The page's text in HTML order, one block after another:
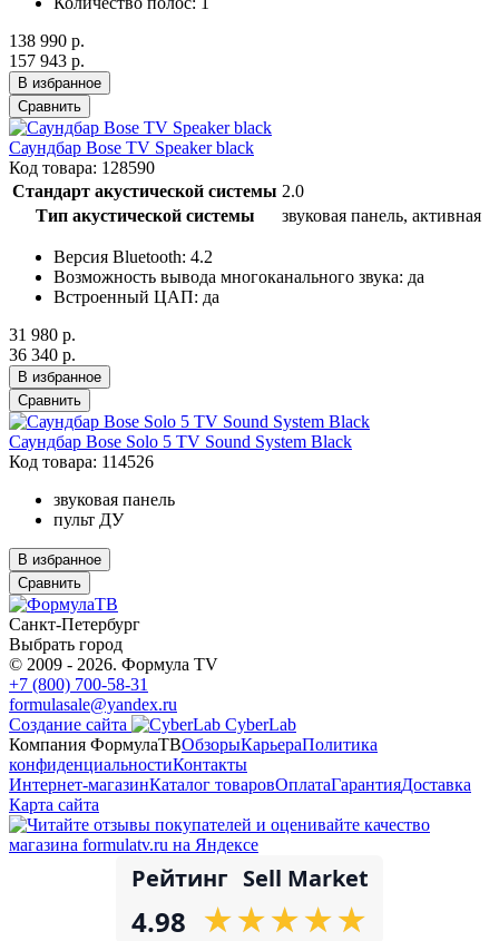
138 990 р.
157 943 р.
В избранное
Сравнить
Саундбар Bose TV Speaker black
Код товара: 128590
Стандарт акустической системы 2.0
Тип акустической системы
звуковая панель, активная
Версия Bluetooth: 4.2
Возможность вывода многоканального звука: да
Встроенный ЦАП: да
31 980 р.
36 340 р.
В избранное
Сравнить
Саундбар Bose Solo 5 TV Sound System Black
Код товара: 114526
звуковая панель
пульт ДУ
В избранное
Сравнить
Санкт-Петербург
Выбрать город
© 2009 - 2026. Формула TV
+7 (800) 700-58-31
formulasale@yandex.ru
Создание сайта
CyberLab
Компания ФормулаТВОбзорыКарьераПолитика
конфиденциальностиКонтакты
Интернет-магазинКаталог товаровОплатаГарантияДоставка
Карта сайта
Рейтинг Sell Market
4.98 ★
★★
★★
★★
★★
★